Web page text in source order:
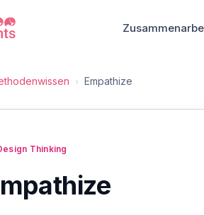
› Empathize
Thinking